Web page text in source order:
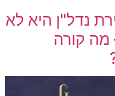
נדל"ן היא לא
קורה